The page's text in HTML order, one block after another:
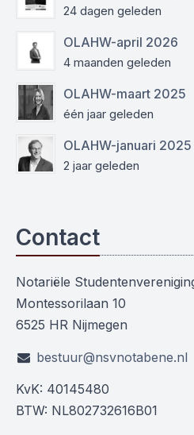
24 dagen geleden
OLAHW-april 2026
4 maanden geleden
OLAHW-maart 2025
één jaar geleden
OLAHW-januari 2025
2 jaar geleden
Contact
Notariële
Montessorilaan 10
6525 HR Nijmegen
bestuur@nsvnotabene.nl
KvK: 40145480
BTW: NL802732616B01